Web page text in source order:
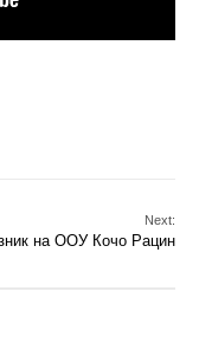
Next:
на ООУ Кочо Рацин